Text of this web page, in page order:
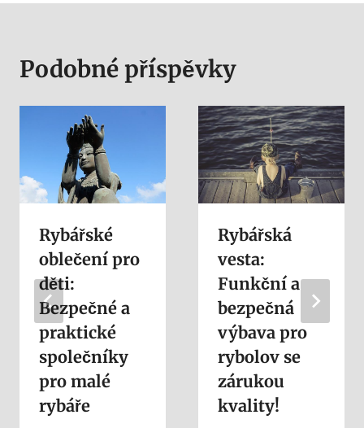
Podobné příspěvky
Rybářské
oblečení pro
děti:
Bezpečné a
praktické
společníky
pro malé
rybáře
Rybářská
vesta:
Funkční a
bezpečná
výbava pro
rybolov se
zárukou
kvality!